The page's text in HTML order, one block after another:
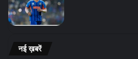
नई ख़बरें